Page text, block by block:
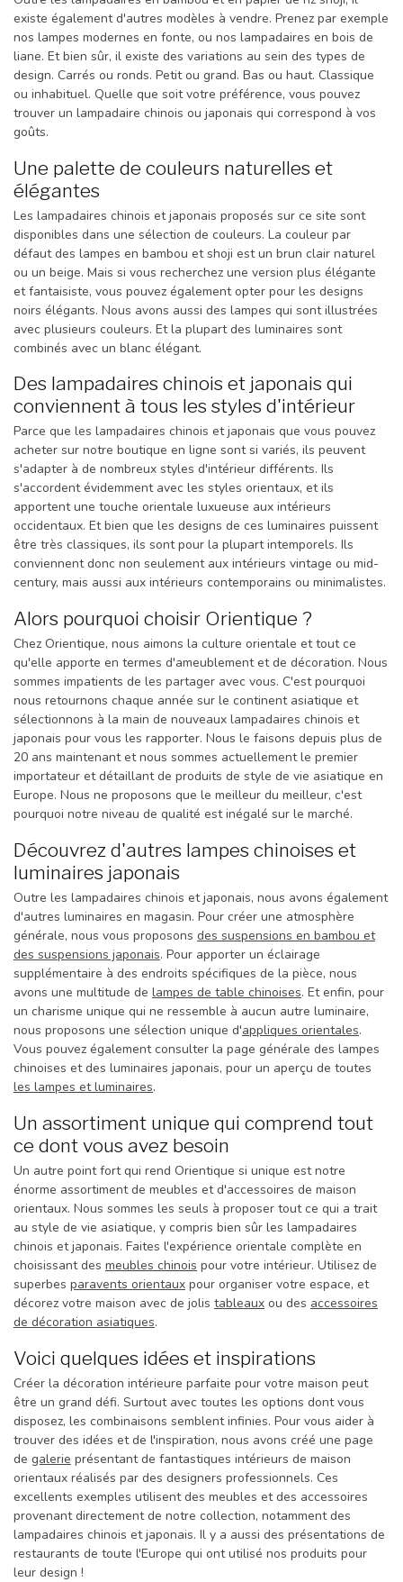
existe également d'autres modèles à vendre. Prenez par exemple
nos lampes modernes en fonte, ou nos lampadaires en bois de
liane. Et bien sûr, il existe des variations au sein des types de
design. Carrés ou ronds. Petit ou grand. Bas ou haut. Classique
ou inhabituel. Quelle que soit votre préférence, vous pouvez
trouver un lampadaire chinois ou japonais qui correspond à vos
goûts.
Une palette de couleurs naturelles et
élégantes
Les lampadaires chinois et japonais proposés sur ce site sont
disponibles dans une sélection de couleurs. La couleur par
défaut des lampes en bambou et shoji est un brun clair naturel
ou un beige. Mais si vous recherchez une version plus élégante
et fantaisiste, vous pouvez également opter pour les designs
noirs élégants. Nous avons aussi des lampes qui sont illustrées
avec plusieurs couleurs. Et la plupart des luminaires sont
combinés avec un blanc élégant.
Des lampadaires chinois et japonais qui
conviennent à tous les styles d'intérieur
Parce que les lampadaires chinois et japonais que vous pouvez
acheter sur notre boutique en ligne sont si variés, ils peuvent
s'adapter à de nombreux styles d'intérieur différents. Ils
s'accordent évidemment avec les styles orientaux, et ils
apportent une touche orientale luxueuse aux intérieurs
occidentaux. Et bien que les designs de ces luminaires puissent
être très classiques, ils sont pour la plupart intemporels. Ils
conviennent donc non seulement aux intérieurs vintage ou mid-
century, mais aussi aux intérieurs contemporains ou minimalistes.
Alors pourquoi choisir Orientique ?
Chez Orientique, nous aimons la culture orientale et tout ce
qu'elle apporte en termes d'ameublement et de décoration. Nous
sommes impatients de les partager avec vous. C'est pourquoi
nous retournons chaque année sur le continent asiatique et
sélectionnons à la main de nouveaux lampadaires chinois et
japonais pour vous les rapporter. Nous le faisons depuis plus de
20 ans maintenant et nous sommes actuellement le premier
importateur et détaillant de produits de style de vie asiatique en
Europe. Nous ne proposons que le meilleur du meilleur, c'est
pourquoi notre niveau de qualité est inégalé sur le marché.
Découvrez d'autres lampes chinoises et
luminaires japonais
Outre les lampadaires chinois et japonais, nous avons également
d'autres luminaires en magasin. Pour créer une atmosphère
générale, nous vous proposons des suspensions en bambou et
des suspensions japonais. Pour apporter un éclairage
supplémentaire à des endroits spécifiques de la pièce, nous
avons une multitude de lampes de table chinoises. Et enfin, pour
un charisme unique qui ne ressemble à aucun autre luminaire,
nous proposons une sélection unique d'appliques orientales.
Vous pouvez également consulter la page générale des lampes
chinoises et des luminaires japonais, pour un aperçu de toutes
les lampes et luminaires.
Un assortiment unique qui comprend tout
ce dont vous avez besoin
Un autre point fort qui rend Orientique si unique est notre
énorme assortiment de meubles et d'accessoires de maison
orientaux. Nous sommes les seuls à proposer tout ce qui a trait
au style de vie asiatique, y compris bien sûr les lampadaires
chinois et japonais. Faites l'expérience orientale complète en
choisissant des meubles chinois pour votre intérieur. Utilisez de
superbes paravents orientaux pour organiser votre espace, et
décorez votre maison avec de jolis tableaux ou des accessoires
de décoration asiatiques.
Voici quelques idées et inspirations
Créer la décoration intérieure parfaite pour votre maison peut
être un grand défi. Surtout avec toutes les options dont vous
disposez, les combinaisons semblent infinies. Pour vous aider à
trouver des idées et de l'inspiration, nous avons créé une page
de galerie présentant de fantastiques intérieurs de maison
orientaux réalisés par des designers professionnels. Ces
excellents exemples utilisent des meubles et des accessoires
provenant directement de notre collection, notamment des
lampadaires chinois et japonais. Il y a aussi des présentations de
restaurants de toute l'Europe qui ont utilisé nos produits pour
leur design !